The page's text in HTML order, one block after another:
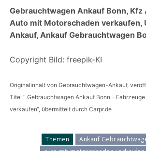
Gebrauchtwagen Ankauf Bonn, Kfz
Auto mit Motorschaden verkaufen,
Ankauf, Ankauf Gebrauchtwagen
Copyright Bild: freepik-KI
Originalinhalt von Gebrauchtwagen-Ankauf,
Titel “ Gebrauchtwagen Ankauf Bonn –
verkaufen“, übermittelt durch Carpr.de
Themen
Ankauf